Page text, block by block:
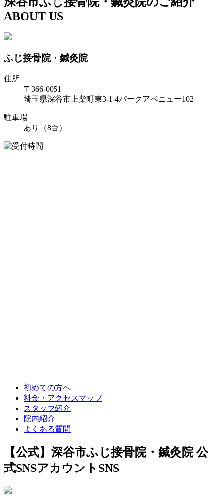
ABOUT US
ふじ接骨院・鍼灸院
住所
〒366-0051
埼玉県深谷市上柴町東3-1-4パークアベニュー102
駐車場
あり（8台）
初めての方へ
料金・アクセスマップ
スタッフ紹介
院内紹介
よくある質問
【公式】深谷市ふじ接骨院・鍼灸院 公
式SNSアカウント SNS